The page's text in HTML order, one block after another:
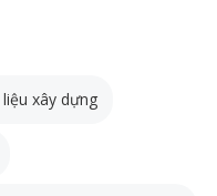
xây dựng